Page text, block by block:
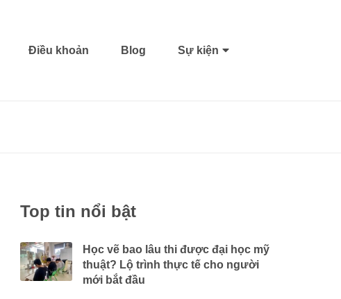
Điều khoản Blog Sự kiện
Top tin nổi bật
Học vẽ bao lâu thi được đại học mỹ
thuật? Lộ trình thực tế cho người
mới bắt đầu